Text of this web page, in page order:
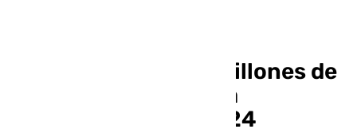
El Málaga ganó 4,2 millones de
euros al término de la
temporada 2023-2024